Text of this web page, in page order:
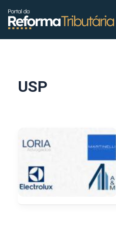
conteúdo
USP